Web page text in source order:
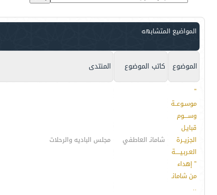
المواضيع المتشابهه
الموضوع كاتب الموضوع المنتدى
"
موسـوعــة
وســــوم
قبايـل
الجزيــرة
العـربـيـــــة
" إهداء
من شامانـ
..
شامانـ العاطفي مجلس الباديه والرحلات